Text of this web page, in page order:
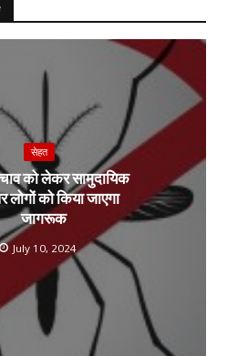
A
p
p
a
m
सेहत
को लेकर सामुदायिक
लोगों को किया जाएगा
जागरूक
July 10, 2024